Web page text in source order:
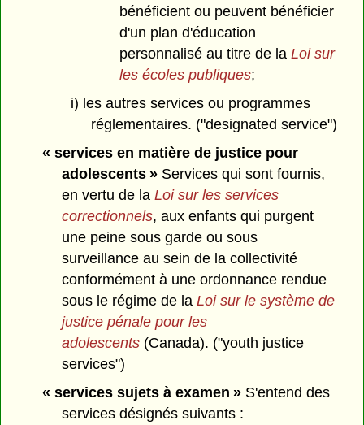
bénéficient ou peuvent bénéficier
d'un plan d'éducation
personnalisé au titre de la Loi sur
les écoles publiques;
i) les autres services ou programmes
réglementaires. ("designated service")
« services en matière de justice pour
adolescents » Services qui sont fournis,
en vertu de la Loi sur les services
correctionnels, aux enfants qui purgent
une peine sous garde ou sous
surveillance au sein de la collectivité
conformément à une ordonnance rendue
sous le régime de la Loi sur le système de
justice pénale pour les
adolescents (Canada). ("youth justice
services")
« services sujets à examen » S'entend des
services désignés suivants :